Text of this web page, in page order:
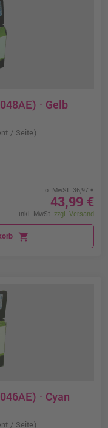
· Gelb
/ Seite)
o. MwSt. 36,97 €
43,99 €
inkl. MwSt. zzgl. Versand
shopping_cart
· Cyan
/ Seite)